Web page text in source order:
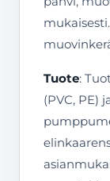
Tuote:
(PVC, PE)